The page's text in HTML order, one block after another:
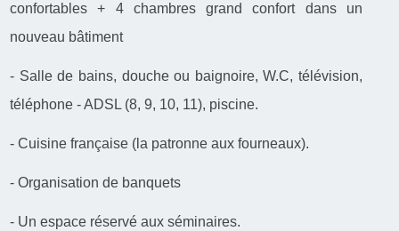
confortables + 4 chambres grand confort dans un
nouveau bâtiment
- Salle de bains, douche ou baignoire, W.C, télévision,
téléphone - ADSL (8, 9, 10, 11), piscine.
- Cuisine française (la patronne aux fourneaux).
- Organisation de banquets
- Un espace réservé aux séminaires.